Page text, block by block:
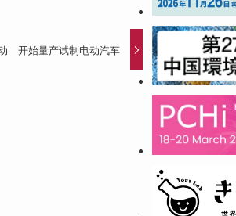
开始量产试制电动汽车